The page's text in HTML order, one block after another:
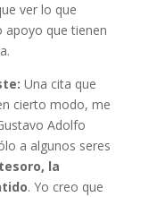
ver lo que
apoyo que tienen
Una cita que
cierto modo, me
Adolfo
a algunos seres
la
. Yo creo que